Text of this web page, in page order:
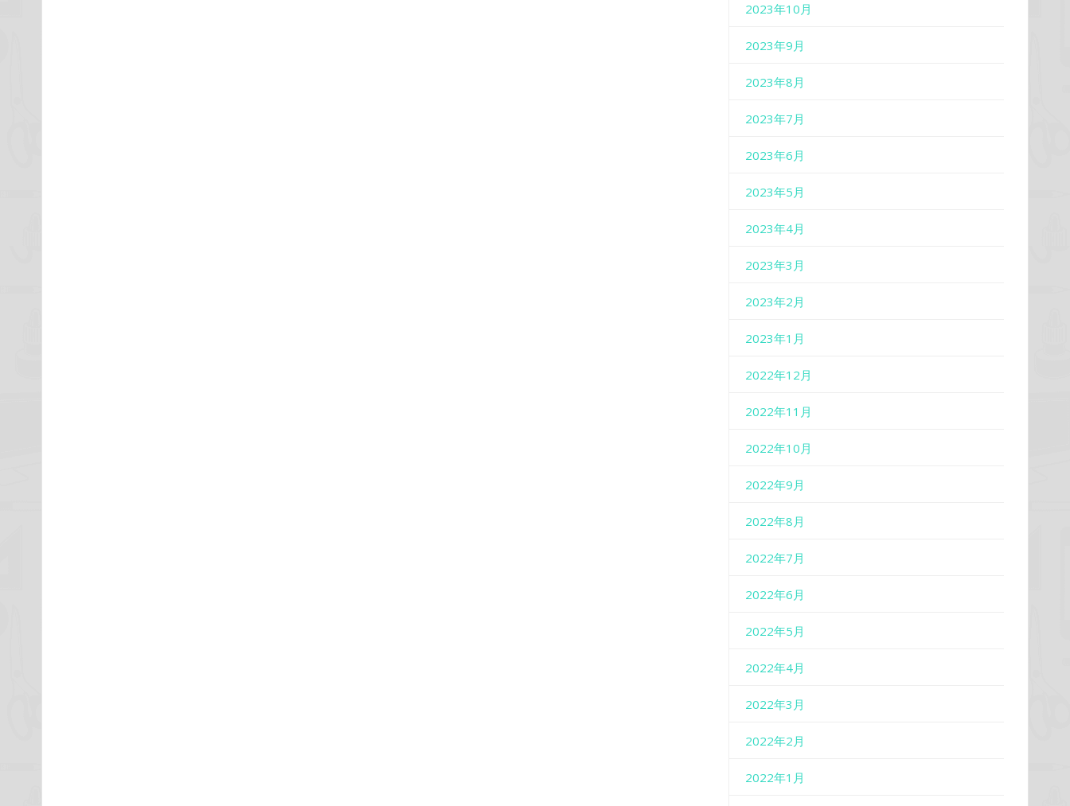
2023年10月
2023年9月
2023年8月
2023年7月
2023年6月
2023年5月
2023年4月
2023年3月
2023年2月
2023年1月
2022年12月
2022年11月
2022年10月
2022年9月
2022年8月
2022年7月
2022年6月
2022年5月
2022年4月
2022年3月
2022年2月
2022年1月